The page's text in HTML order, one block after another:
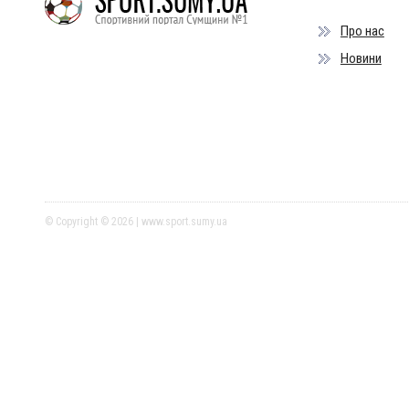
Про нас
Новини
© Copyright © 2026 | www.sport.sumy.ua